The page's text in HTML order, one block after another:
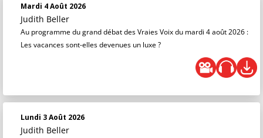
Mardi 4 Août 2026
Judith Beller
Au programme du grand débat des Vraies Voix du mardi 4 août 2026 :
Les vacances sont-elles devenues un luxe ?
Lundi 3 Août 2026
Judith Beller